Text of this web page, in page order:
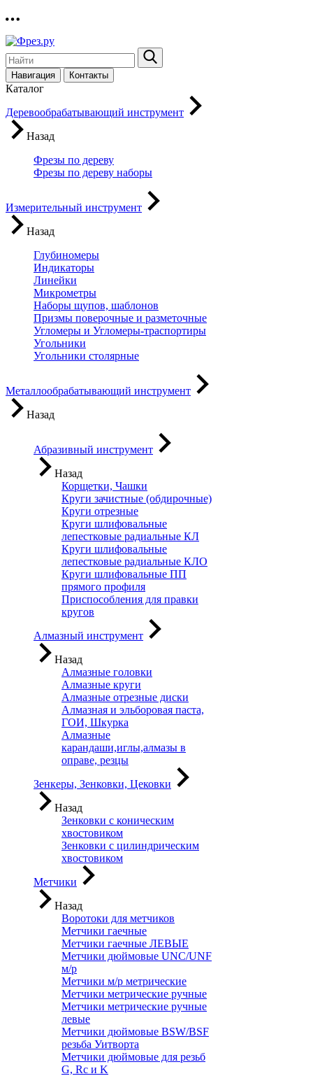
Навигация Контакты
Каталог
Деревообрабатывающий инструмент
Назад
Фрезы по дереву
Фрезы по дереву наборы
Измерительный инструмент
Назад
Глубиномеры
Индикаторы
Линейки
Микрометры
Наборы щупов, шаблонов
Призмы поверочные и разметочные
Угломеры и Угломеры-траспортиры
Угольники
Угольники столярные
Металлообрабатывающий инструмент
Назад
Абразивный инструмент
Назад
Корщетки, Чашки
Круги зачистные (обдирочные)
Круги отрезные
Круги шлифовальные
лепестковые радиальные КЛ
Круги шлифовальные
лепестковые радиальные КЛО
Круги шлифовальные ПП
прямого профиля
Приспособления для правки
кругов
Алмазный инструмент
Назад
Алмазные головки
Алмазные круги
Алмазные отрезные диски
Алмазная и эльборовая паста,
ГОИ, Шкурка
Алмазные
карандаши,иглы,алмазы в
оправе, резцы
Зенкеры, Зенковки, Цековки
Назад
Зенковки с коническим
хвостовиком
Зенковки с цилиндрическим
хвостовиком
Метчики
Назад
Воротоки для метчиков
Метчики гаечные
Метчики гаечные ЛЕВЫЕ
Метчики дюймовые UNC/UNF
м/р
Метчики м/р метрические
Метчики метрические ручные
Метчики метрические ручные
левые
Метчики дюймовые BSW/BSF
резьба Уитворта
Метчики дюймовые для резьб
G, Rc и K